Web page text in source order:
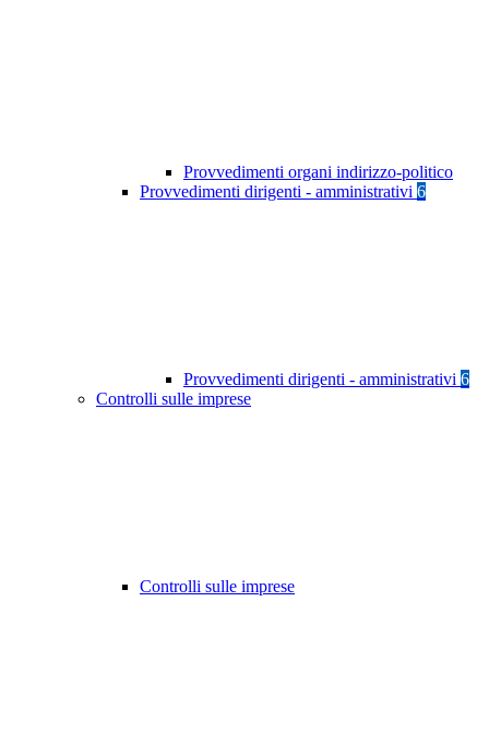
Provvedimenti organi indirizzo-politico
Provvedimenti dirigenti - amministrativi 6
Provvedimenti dirigenti - amministrativi 6
Controlli sulle imprese
Controlli sulle imprese